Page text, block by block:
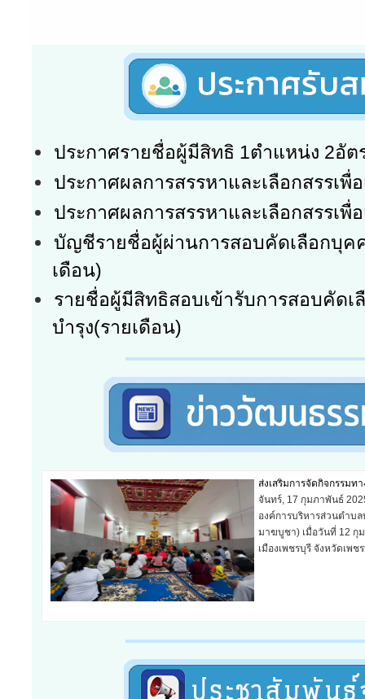
ประกาศรายชื่อผู้มีสิทธิ 1ตำแหน่ง 2อัต
ประกาศผลการสรรหาและเลือกสรรเ
ประกาศผลการสรรหาและเลือกสรรเพื่
บัญชีรายชื่อผู้ผ่านการสอบคัดเลือกบุค
เดือน)
รายชื่อผู้มีสิทธิสอบเข้ารับการสอบคัดเ
บำรุง(รายเดือน)
วันเด็กแห่งชาติ ประจำปี
พฤหัสบดี, 23 มกราคม
องค์การบริหารส่วนตำ
มกราคม 2568 ณ องค์กา
อ่านเพิ่มเติม...